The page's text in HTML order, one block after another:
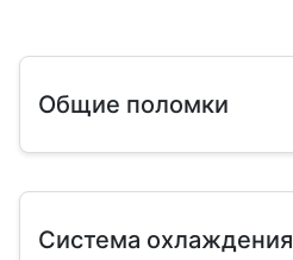
Общие поломки
Система охлаждения